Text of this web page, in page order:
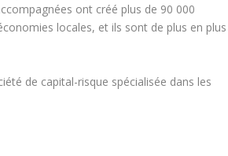
ont créé plus de 90 000
locales, et ils sont de plus en plus
de capital-risque spécialisée dans les